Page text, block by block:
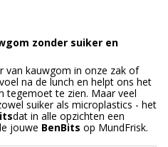
zonder suiker en
van kauwgom in onze zak of
na de lunch en helpt ons het
tegemoet te zien. Maar veel
suiker als microplastics - het
dat in alle opzichten een
jouwe BenBits op MundFrisk.